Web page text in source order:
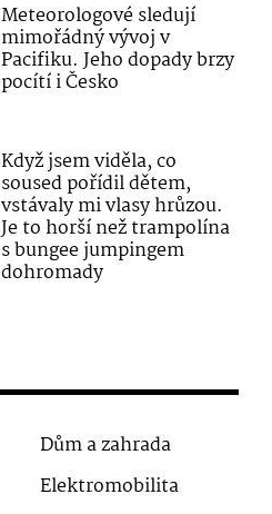
Meteorologové sledují
mimořádný vývoj v
Pacifiku. Jeho dopady brzy
pocítí i Česko
Když jsem viděla, co
soused pořídil dětem,
vstávaly mi vlasy hrůzou.
Je to horší než trampolína
s bungee jumpingem
dohromady
Dům a zahrada
Elektromobilita